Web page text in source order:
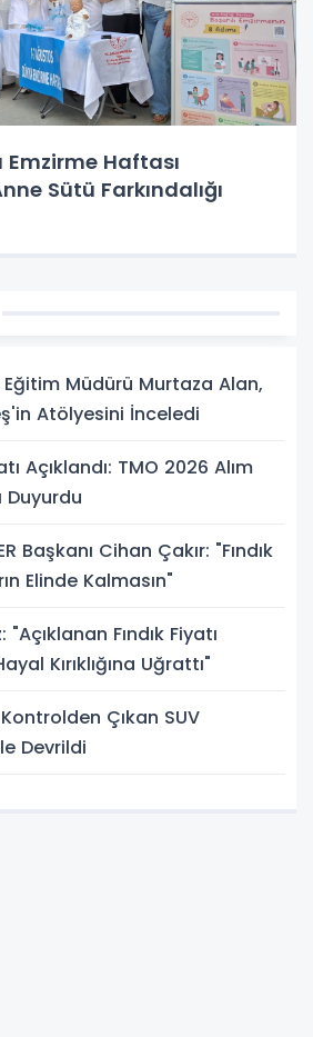
Haftası
Sütü Farkındalığı
Eğitim Müdürü Murtaza Alan,
Atölyesini İnceledi
Açıklandı: TMO 2026 Alım
Duyurdu
Başkanı Cihan Çakır: "Fındık
Elinde Kalmasın"
Fındık Fiyatı
Kırıklığına Uğrattı"
Çıkan SUV
Devrildi